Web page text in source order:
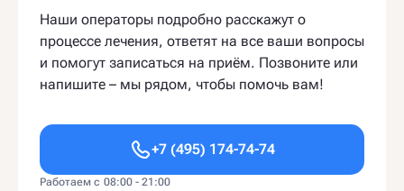
Наши операторы подробно расскажут о
процессе лечения, ответят на все ваши вопросы
и помогут записаться на приём. Позвоните или
напишите – мы рядом, чтобы помочь вам!
+7 (495) 174-74-74
Работаем с 08:00 - 21:00